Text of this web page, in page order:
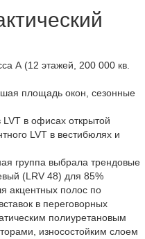
А (12 этажей, 200 000 кв.
площадь окон, сезонные
в офисах открытой
LVT в вестибюлях и
группа выбрала трендовые
(LRV 48) для 85%
акцентных полос по
в переговорных
полиуретановым
износостойким слоем